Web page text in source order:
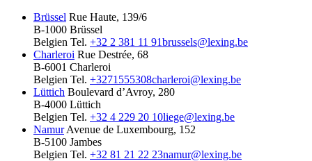
Brüssel Rue Haute, 139/6
B-1000 Brüssel
Belgien Tel. +32 2 381 11 91brussels@lexing.be
Charleroi Rue Destrée, 68
B-6001 Charleroi
Belgien Tel. +3271555308charleroi@lexing.be
Lüttich Boulevard d’Avroy, 280
B-4000 Lüttich
Belgien Tel. +32 4 229 20 10liege@lexing.be
Namur Avenue de Luxembourg, 152
B-5100 Jambes
Belgien Tel. +32 81 21 22 23namur@lexing.be